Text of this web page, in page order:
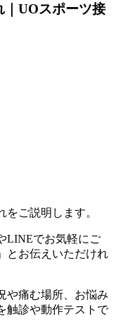
｜UOスポーツ接
ご説明します。
LINEでお気軽にご
とお伝えいただけれ
や痛む場所、お悩み
触診や動作テストで